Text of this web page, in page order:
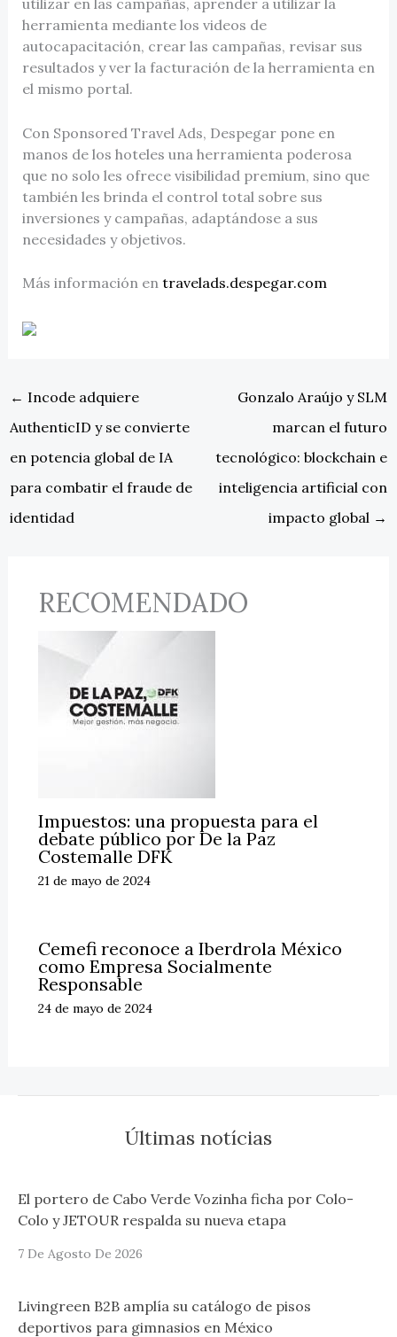
utilizar en las campañas, aprender a utilizar la
herramienta mediante los videos de
autocapacitación, crear las campañas, revisar sus
resultados y ver la facturación de la herramienta en
el mismo portal.
Con Sponsored Travel Ads, Despegar pone en
manos de los hoteles una herramienta poderosa
que no solo les ofrece visibilidad premium, sino que
también les brinda el control total sobre sus
inversiones y campañas, adaptándose a sus
necesidades y objetivos.
Más información en travelads.despegar.com
← Incode adquiere
AuthenticID y se convierte
en potencia global de IA
para combatir el fraude de
identidad
Gonzalo Araújo y SLM
marcan el futuro
tecnológico: blockchain e
inteligencia artificial con
impacto global →
RECOMENDADO
Impuestos: una propuesta para el
debate público por De la Paz
Costemalle DFK
21 de mayo de 2024
Cemefi reconoce a Iberdrola México
como Empresa Socialmente
Responsable
24 de mayo de 2024
Últimas notícias
El portero de Cabo Verde Vozinha ficha por Colo-
Colo y JETOUR respalda su nueva etapa
7 De Agosto De 2026
Livingreen B2B amplía su catálogo de pisos
deportivos para gimnasios en México